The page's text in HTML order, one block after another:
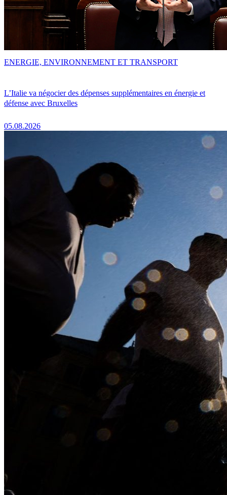
L’Italie va négocier des dépenses supplémentaires en énergie et
défense avec Bruxelles
05.08.2026
ENERGIE, ENVIRONNEMENT ET TRANSPORT